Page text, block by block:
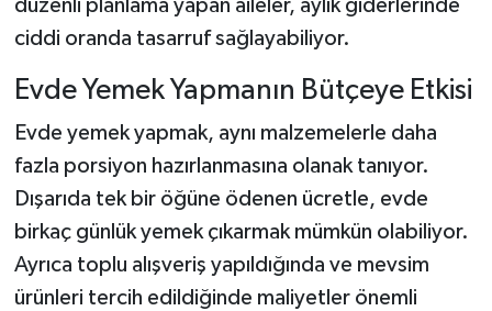
düzenli planlama yapan aileler, aylık giderlerinde
ciddi oranda tasarruf sağlayabiliyor.
Evde Yemek Yapmanın Bütçeye Etkisi
Evde yemek yapmak, aynı malzemelerle daha
fazla porsiyon hazırlanmasına olanak tanıyor.
Dışarıda tek bir öğüne ödenen ücretle, evde
birkaç günlük yemek çıkarmak mümkün olabiliyor.
Ayrıca toplu alışveriş yapıldığında ve mevsim
ürünleri tercih edildiğinde maliyetler önemli